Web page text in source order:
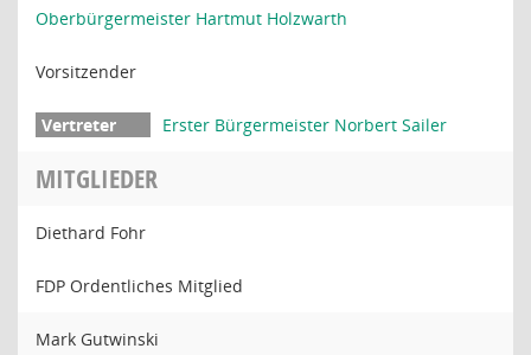
Oberbürgermeister Hartmut Holzwarth
Vorsitzender
Erster Bürgermeister Norbert Sailer
MITGLIEDER
Diethard Fohr
FDP Ordentliches Mitglied
Mark Gutwinski